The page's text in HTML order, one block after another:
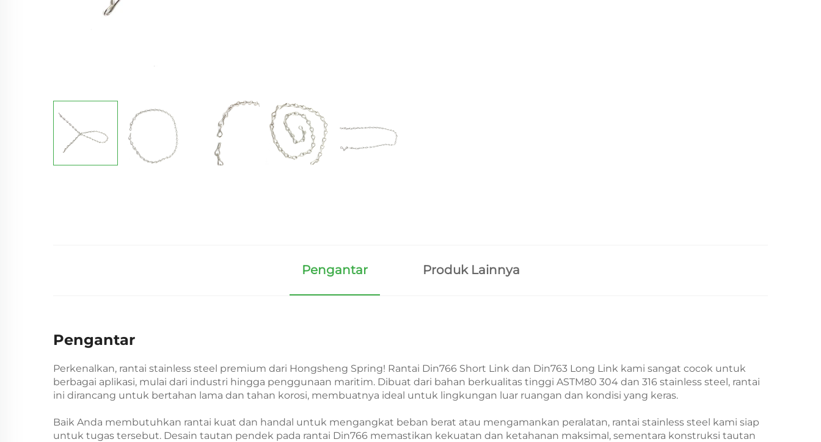
Pengantar Produk Lainnya
Pengantar
Perkenalkan, rantai stainless steel premium dari Hongsheng Spring! Rantai Din766 Short Link dan Din763 Long Link kami sangat cocok untuk
berbagai aplikasi, mulai dari industri hingga penggunaan maritim. Dibuat dari bahan berkualitas tinggi ASTM80 304 dan 316 stainless steel, rantai
ini dirancang untuk bertahan lama dan tahan korosi, membuatnya ideal untuk lingkungan luar ruangan dan kondisi yang keras.
Baik Anda membutuhkan rantai kuat dan handal untuk mengangkat beban berat atau mengamankan peralatan, rantai stainless steel kami siap
untuk tugas tersebut. Desain tautan pendek pada rantai Din766 memastikan kekuatan dan ketahanan maksimal, sementara konstruksi tautan